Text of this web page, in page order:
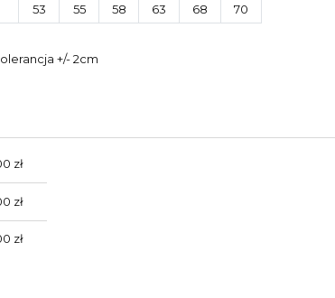
53 55 58 63 68 70
+/- 2cm
zł
zł
zł